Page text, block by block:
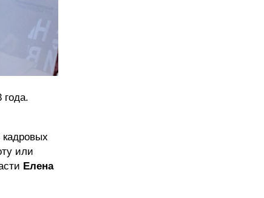
года.
или
Елена